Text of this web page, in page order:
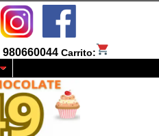
980660044 Carrito: